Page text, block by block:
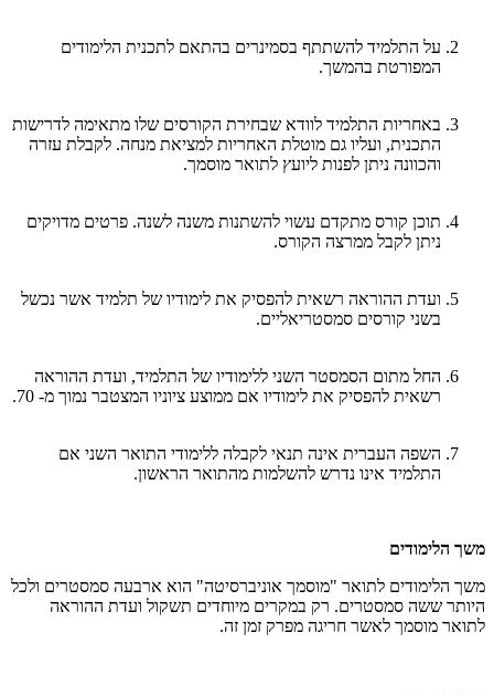
על התלמיד להשתתף בסמינרים בהתאם לתכנית הלימודים
המפורטת בהמשך.
באחריות התלמיד לוודא שבחירת הקורסים שלו מתאימה לדרישות
התכנית, ועליו גם מוטלת האחריות למציאת מנחה. לקבלת עזרה
והכוונה ניתן לפנות ליועץ לתואר מוסמך.
תוכן קורס מתקדם עשוי להשתנות משנה לשנה. פרטים מדויקים
ניתן לקבל ממרצה הקורס.
ועדת ההוראה רשאית להפסיק את לימודיו של תלמיד אשר נכשל
בשני קורסים סמסטריאליים.
החל מתום הסמסטר השני ללימודיו של התלמיד, ועדת ההוראה
רשאית להפסיק את לימודיו אם ממוצע ציוניו המצטבר נמוך מ- 70.
השפה העברית אינה תנאי לקבלה ללימודי התואר השני אם
התלמיד אינו נדרש להשלמות מהתואר הראשון.
משך הלימודים
משך הלימודים לתואר "מוסמך אוניברסיטה" הוא ארבעה סמסטרים ולכל
היותר ששה סמסטרים. רק במקרים מיוחדים תשקול ועדת ההוראה
לתואר מוסמך לאשר חריגה מפרק זמן זה.